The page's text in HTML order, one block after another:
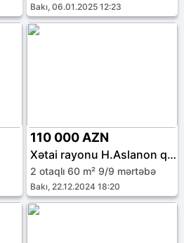
Bakı, 06.01.2025 12:23
110 000 AZN
Xətai rayonu H.Aslanon qəs.
2 otaqlı 60 m² 9/9 mərtəbə
Bakı, 22.12.2024 18:20